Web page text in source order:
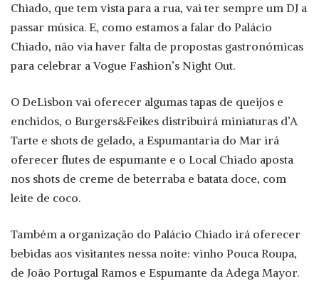
Chiado, que tem vista para a rua, vai ter sempre um DJ a
passar música. E, como estamos a falar do Palácio
Chiado, não via haver falta de propostas gastronómicas
para celebrar a Vogue Fashion’s Night Out.
O DeLisbon vai oferecer algumas tapas de queijos e
enchidos, o Burgers&Feikes distribuirá miniaturas d’A
Tarte e shots de gelado, a Espumantaria do Mar irá
oferecer flutes de espumante e o Local Chiado aposta
nos shots de creme de beterraba e batata doce, com
leite de coco.
Também a organização do Palácio Chiado irá oferecer
bebidas aos visitantes nessa noite: vinho Pouca Roupa,
de João Portugal Ramos e Espumante da Adega Mayor.